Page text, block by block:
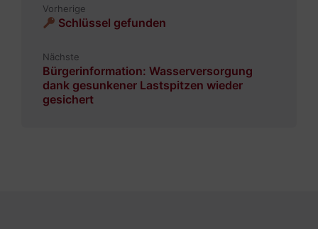
Vorherige
Schlüssel gefunden
Nächste
Bürgerinformation: Wasserversorgung
dank gesunkener Lastspitzen wieder
gesichert